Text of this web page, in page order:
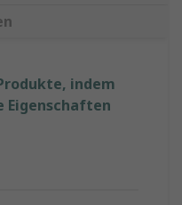
indem
Eigenschaften